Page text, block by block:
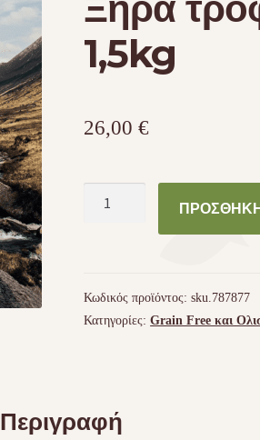
1,5kg
26,00€
Free
Ξηρά
ποσότητα
Κωδικός προϊόντος:sku.787877
Κατηγορίες:Grain Free και
Περιγραφή